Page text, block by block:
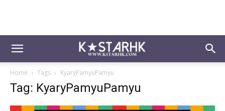
Home Tags KyaryPamyuPamyu
Tag: KyaryPamyuPamyu